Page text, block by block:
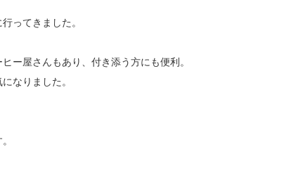
ってきました。
ー屋さんもあり、付き添う方にも便利。
なりました。